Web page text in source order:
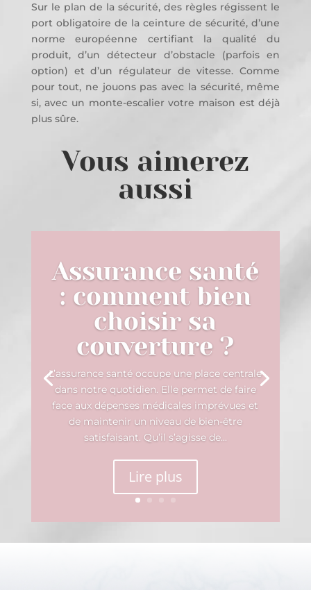
Sur le plan de la sécurité, des règles régissent le
port obligatoire de la ceinture de sécurité, d’une
norme européenne certifiant la qualité du
produit, d’un détecteur d’obstacle (parfois en
option) et d’un régulateur de vitesse. Comme
pour tout, ne jouons pas avec la sécurité, même
si, avec un monte-escalier votre maison est déjà
plus sûre.
Vous aimerez
aussi
Assurance santé
: comment bien
choisir sa
couverture ?
L’assurance santé occupe une place centrale
dans notre quotidien. Elle permet de faire
face aux dépenses médicales imprévues et
de maintenir un niveau de bien-être
satisfaisant. Qu’il s’agisse de...
Lire plus